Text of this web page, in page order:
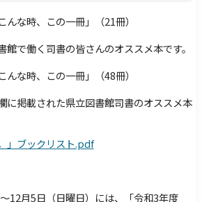
んな時、この一冊」（21冊）
で働く司書の皆さんのオススメ本です。
んな時、この一冊」（48冊）
掲載された県立図書館司書のオススメ本
」ブックリスト.pdf
12月5日（日曜日）には、「令和3年度